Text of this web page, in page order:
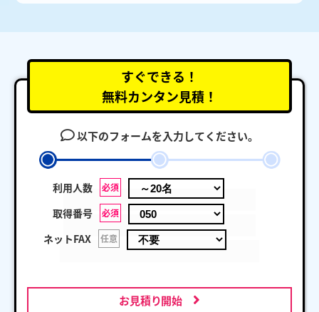
すぐできる！
無料カンタン見積！
以下のフォームを入力してください。
利用人数 必須
取得番号 必須
ネットFAX 任意
お見積り開始